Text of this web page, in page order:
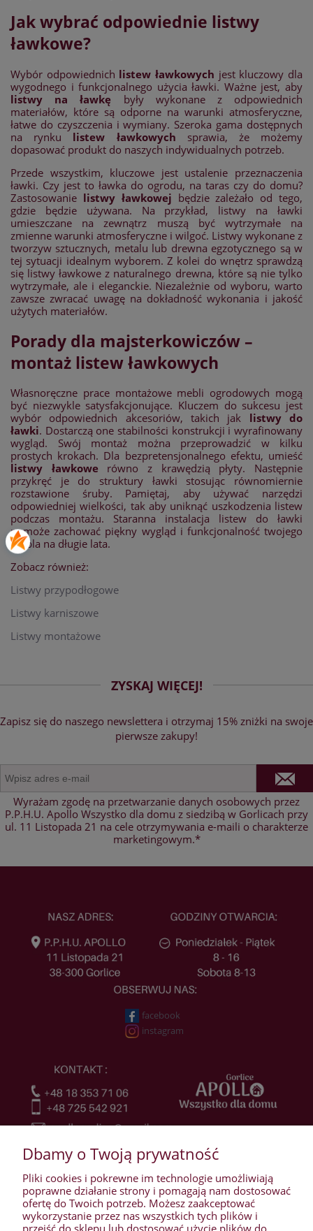
Jak wybrać odpowiednie listwy
ławkowe?
Wybór odpowiednich listew ławkowych jest kluczowy dla
wygodnego i funkcjonalnego użycia ławki. Ważne jest, aby
listwy na ławkę były wykonane z odpowiednich
materiałów, które są odporne na warunki atmosferyczne,
łatwe do czyszczenia i wymiany. Szeroka gama dostępnych
na rynku listew ławkowych sprawia, że możemy
dopasować produkt do naszych indywidualnych potrzeb.
Przede wszystkim, kluczowe jest ustalenie przeznaczenia
ławki. Czy jest to ławka do ogrodu, na taras czy do domu?
Zastosowanie listwy ławkowej będzie zależało od tego,
gdzie będzie używana. Na przykład, listwy na ławki
umieszczane na zewnątrz muszą być wytrzymałe na
zmienne warunki atmosferyczne i wilgoć. Listwy wykonane z
tworzyw sztucznych, metalu lub drewna egzotycznego są w
tej sytuacji idealnym wyborem. Z kolei do wnętrz sprawdzą
się listwy ławkowe z naturalnego drewna, które są nie tylko
wytrzymałe, ale i eleganckie. Niezależnie od wyboru, warto
zawsze zwracać uwagę na dokładność wykonania i jakość
użytych materiałów.
Porady dla majsterkowiczów –
montaż listew ławkowych
Własnoręczne prace montażowe mebli ogrodowych mogą
być niezwykle satysfakcjonujące. Kluczem do sukcesu jest
wybór odpowiednich akcesoriów, takich jak listwy do
ławki. Dostarczą one stabilności konstrukcji i wyrafinowany
wygląd. Swój montaż można przeprowadzić w kilku
prostych krokach. Dla bezpretensjonalnego efektu, umieść
listwy ławkowerówno z krawędzią płyty. Następnie
przykręć je do struktury ławki stosując równomiernie
rozstawione śruby. Pamiętaj, aby używać narzędzi
odpowiedniej wielkości, tak aby uniknąć uszkodzenia listew
podczas montażu. Staranna instalacja listew do ławki
pomoże zachować piękny wygląd i funkcjonalność twojego
mebla na długie lata.
Zobacz również:
Listwy przypodłogowe
Listwy karniszowe
Listwy montażowe
ZYSKAJ WIĘCEJ!
Zapisz się do naszego newslettera i otrzymaj 15% zniżki na swoje
pierwsze zakupy!
Wyrażam zgodę na przetwarzanie danych osobowych przez
P.P.H.U. Apollo Wszystko dla domu z siedzibą w Gorlicach przy
ul. 11 Listopada 21 na cele otrzymywania e-maili o charakterze
marketingowym.*
facebook
instagram
Dbamy o Twoją prywatność
Pliki cookies i pokrewne im technologie umożliwiają
poprawne działanie strony i pomagają nam dostosować
ofertę do Twoich potrzeb. Możesz zaakceptować
wykorzystanie przez nas wszystkich tych plików i
przejść do sklepu lub dostosować użycie plików do